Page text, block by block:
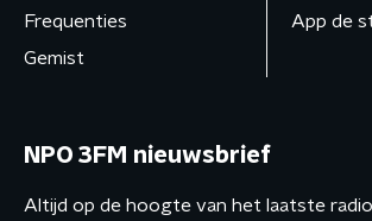
Frequenties
Gemist
App de
NPO 3FM nieuwsbrief
Altijd op de hoogte van het laatste